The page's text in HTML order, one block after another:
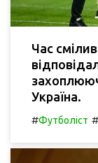
Час
Україна.
#Футболіст #